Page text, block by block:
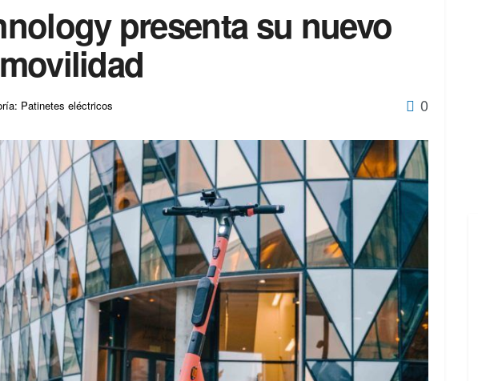
presenta su nuevo
Patinetes eléctricos 0